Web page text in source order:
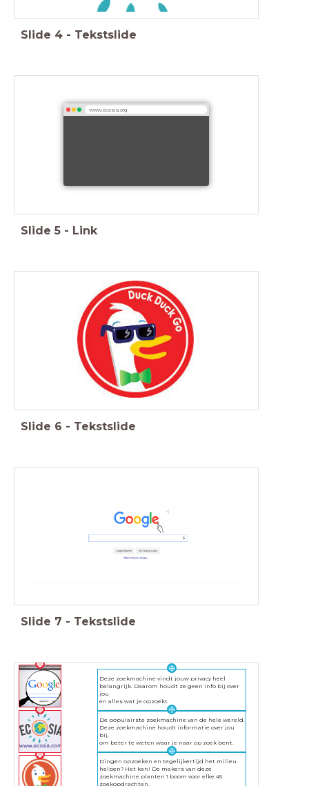
Slide 4 - Tekstslide
www.ecosia.org
Slide 5 - Link
Slide 6 - Tekstslide
Slide 7 - Tekstslide
De populairste zoekmachine van de hele wereld.
Deze zoekmachine houdt informatie over jou
bij,
om beter te weten waar je naar op zoek bent.
Deze zoekmachine vindt jouw privacy heel
belangrijk. Daarom houdt ze geen info bij over
jou
en alles wat je opzoekt.
Dingen opzoeken en tegelijkertijd het milieu
helpen? Het kan! De makers van deze
zoekmachine planten 1 boom voor elke 45
zoekopdrachten.